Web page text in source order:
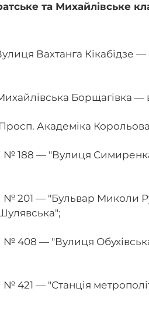
та Михайлівське
Вахтанга Кікабідзе —
Борщагівка —
Академіка
№ 188 — "Вулиця
№ 201 — "Бульвар Миколи
№ 408 — "Вулиця
№ 421 — "Станція